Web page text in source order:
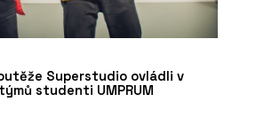
Superstudio ovládli v
studenti UMPRUM